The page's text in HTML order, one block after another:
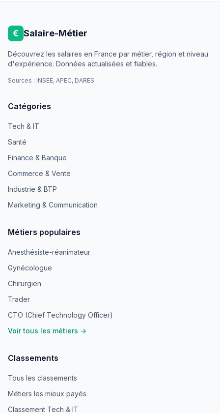
€ Salaire-Métier
Découvrez les salaires en France par métier, région et niveau
d'expérience. Données actualisées et fiables.
Sources : INSEE, APEC, DARES
Catégories
Tech & IT
Santé
Finance & Banque
Commerce & Vente
Industrie & BTP
Marketing & Communication
Métiers populaires
Anesthésiste-réanimateur
Gynécologue
Chirurgien
Trader
CTO (Chief Technology Officer)
Voir tous les métiers →
Classements
Tous les classements
Métiers les mieux payés
Classement Tech & IT